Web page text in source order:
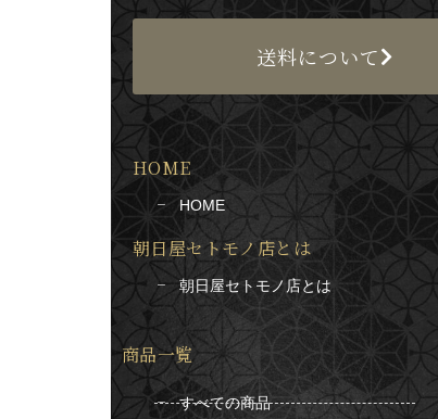
送料について
HOME
HOME
朝日屋セトモノ店とは
朝日屋セトモノ店とは
商品一覧
すべての商品